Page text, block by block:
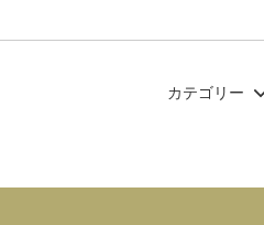
カテゴリー
を解決したい・願いを叶えたい方へ】